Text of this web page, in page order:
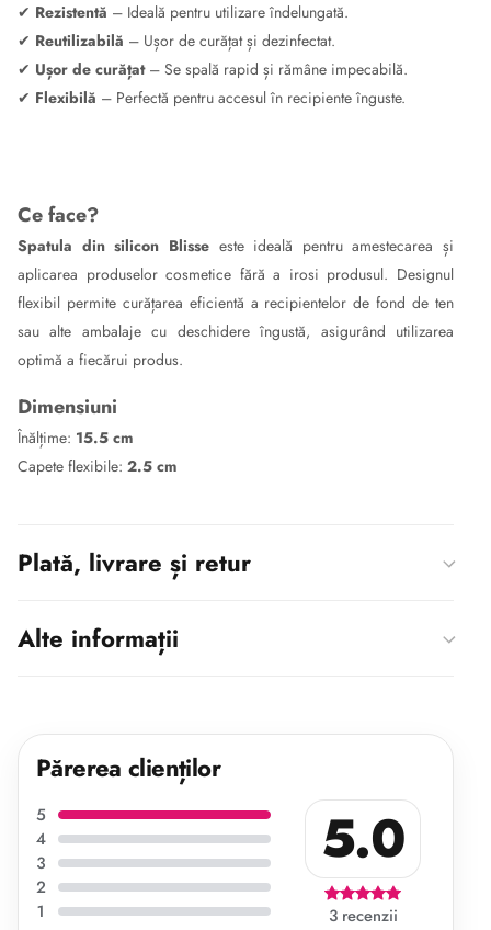
✔ Rezistentă – Ideală pentru utilizare îndelungată.
✔ Reutilizabilă – Ușor de curățat și dezinfectat.
✔ Ușor de curățat– Se spală rapid și rămâne impecabilă.
✔ Flexibilă – Perfectă pentru accesul în recipiente înguste.
Ce face?
Spatula din silicon Blisseeste ideală pentru amestecarea și
aplicarea produselor cosmetice fără a irosi produsul. Designul
flexibil permite curățarea eficientă a recipientelor de fond de ten
sau alte ambalaje cu deschidere îngustă, asigurând utilizarea
optimă a fiecărui produs.
Dimensiuni
Înălțime: 15.5 cm
Capete flexibile: 2.5 cm
Plată, livrare și retur
Alte informații
Părerea clienților
5
4
3
2
1
5.0
3 recenzii